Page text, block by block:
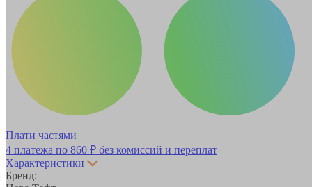
Плати частями
4 платежа по 860 ₽ без комиссий и переплат
Характеристики
Бренд: